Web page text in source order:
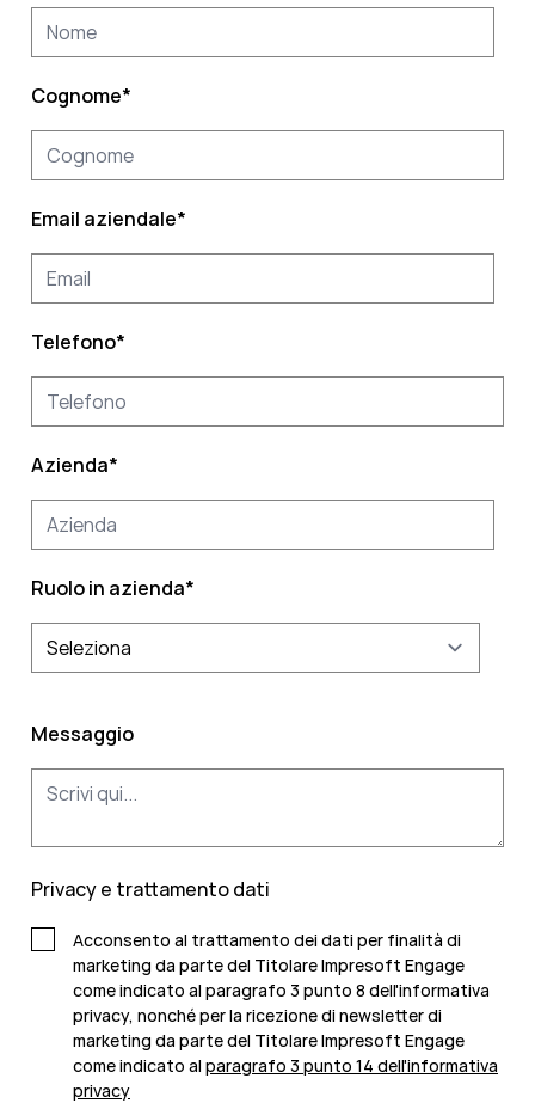
Cognome*
Email aziendale*
Telefono*
Azienda*
Ruolo in azienda*
Messaggio
Privacy e trattamento dati
Acconsento al trattamento dei dati per finalità di
marketing da parte del Titolare Impresoft Engage
come indicato al paragrafo 3 punto 8 dell'informativa
privacy, nonché per la ricezione di newsletter di
marketing da parte del Titolare Impresoft Engage
come indicato al paragrafo 3 punto 14 dell'informativa
privacy